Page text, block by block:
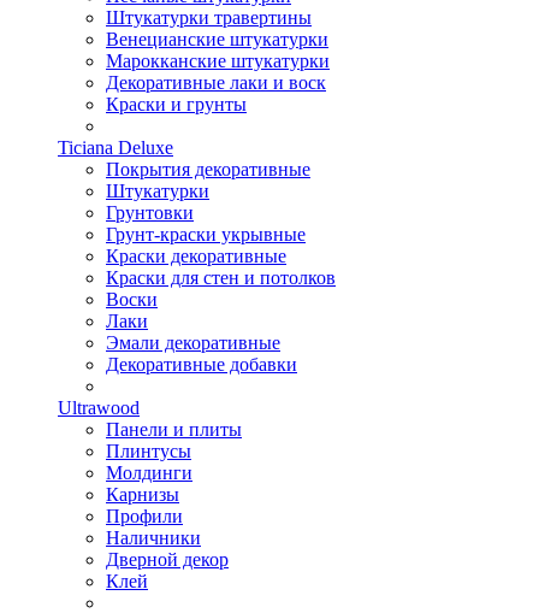
Штукатурки травертины
Венецианские штукатурки
Марокканские штукатурки
Декоративные лаки и воск
Краски и грунты
Ticiana Deluxe
Покрытия декоративные
Штукатурки
Грунтовки
Грунт-краски укрывные
Краски декоративные
Краски для стен и потолков
Воски
Лаки
Эмали декоративные
Декоративные добавки
Ultrawood
Панели и плиты
Плинтусы
Молдинги
Карнизы
Профили
Наличники
Дверной декор
Клей